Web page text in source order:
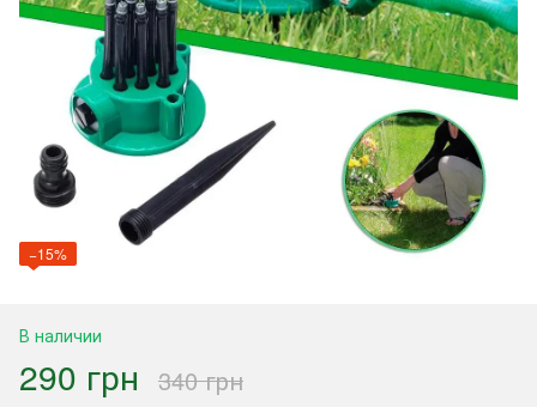
−15%
В наличии
290 грн 340 грн